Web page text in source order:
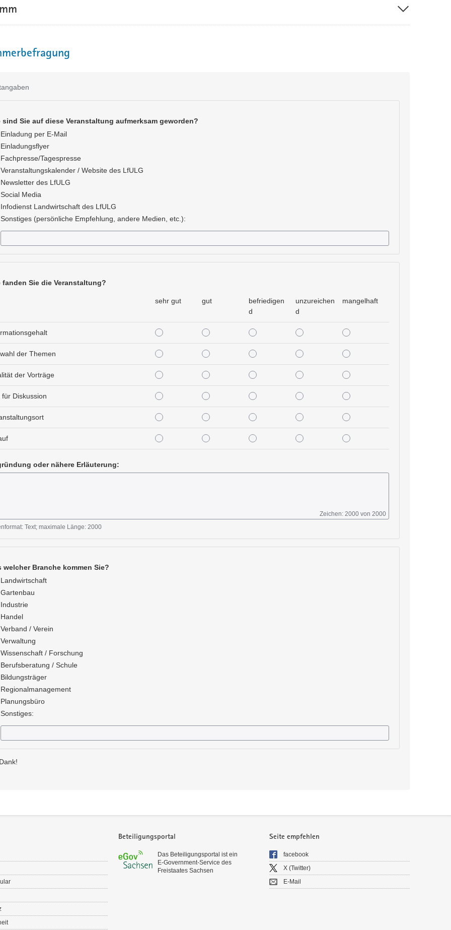
sind Sie auf diese Veranstaltung aufmerksam geworden?
Einladung per E-Mail
Einladungsflyer
Fachpresse/Tagespresse
Veranstaltungskalender / Website des LfULG
Newsletter des LfULG
Social Media
Infodienst Landwirtschaft des LfULG
Sonstiges (persönliche Empfehlung, andere Medien, etc.):
fanden Sie die Veranstaltung?
sehr gut gut
befriedigen
d
unzureichen
d
mangelhaft
befriedigend unzureichend
der Themen befriedigend unzureichend
der Vorträge befriedigend unzureichend
für Diskussion befriedigend unzureichend
befriedigend unzureichend
befriedigend unzureichend
oder nähere Erläuterung:
Zeichen: 2000 von 2000
Text; maximale Länge: 2000
welcher Branche kommen Sie?
Landwirtschaft
Gartenbau
Industrie
Handel
Verband / Verein
Verwaltung
Wissenschaft / Forschung
Berufsberatung / Schule
Bildungsträger
Regionalmanagement
Planungsbüro
Sonstiges:
Beteiligungsportal
Das Beteiligungsportal ist ein
E‑Government-Service des
Freistaates Sachsen
Seite empfehlen
facebook
X (Twitter)
E-Mail